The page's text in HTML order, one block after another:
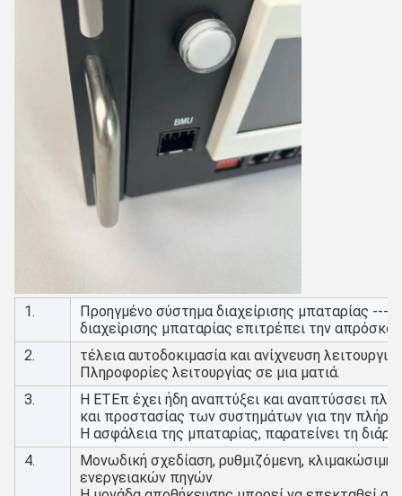
1.
Προηγμένο σύστημα διαχείρισης μπαταρίας ---
διαχείρισης μπαταρίας επιτρέπει την
2.
τέλεια αυτοδοκιμασία και ανίχνευση
Πληροφορίες λειτουργίας σε μια ματιά.
3.
Η ΕΤΕπ έχει ήδη αναπτύξει και αναπτύσσει
και προστασίας των συστημάτων για την
Η ασφάλεια της μπαταρίας, παρατείνει τη
4.
Μονωδική σχεδίαση, ρυθμιζόμενη,
ενεργειακών πηγών